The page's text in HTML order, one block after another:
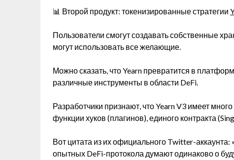
📊 Второй продукт: токенизированные стратегии
Пользователи смогут создавать собственные
могут использовать все желающие.
Можно сказать, что Yearn превратится в
различные инструменты в области DeFi.
Разработчики признают, что Yearn V3 имеет
функции хуков (плагинов), единого контракта
Вот цитата из их официального Twitter-
опытных DeFi-протокола думают одинаково о